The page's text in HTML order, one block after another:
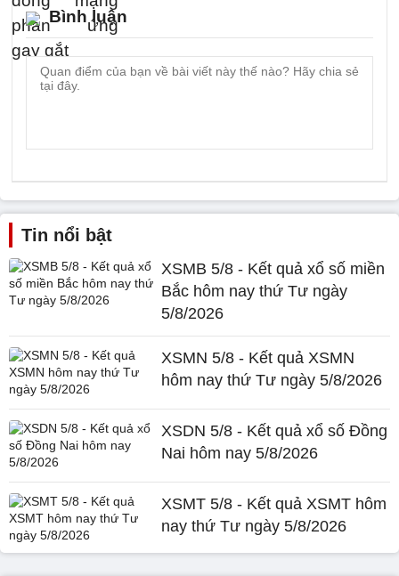
Bình luận
Tin nổi bật
XSMB 5/8 - Kết quả xổ số miền
Bắc hôm nay thứ Tư ngày
5/8/2026
XSMN 5/8 - Kết quả XSMN
hôm nay thứ Tư ngày 5/8/2026
XSDN 5/8 - Kết quả xổ số Đồng
Nai hôm nay 5/8/2026
XSMT 5/8 - Kết quả XSMT hôm
nay thứ Tư ngày 5/8/2026